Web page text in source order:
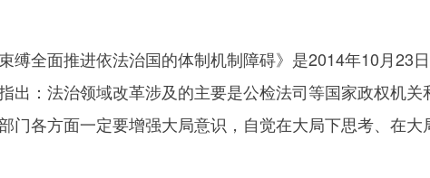
全面推进依法治国的体制机制障碍》是2014年10月23
出：法治领域改革涉及的主要是公检法司等国家政权机
门各方面一定要增强大局意识，自觉在大局下思考、在